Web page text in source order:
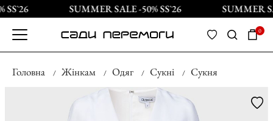
SUMMER SALE -50% SS`26 SUMMER
0
Головна Жінкам Одяг Сукні Сукня